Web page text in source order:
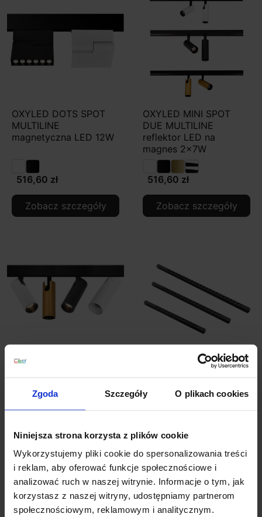
Zgoda Szczegóły O plikach cookies
Niniejsza strona korzysta z plików cookie
Wykorzystujemy pliki cookie do spersonalizowania treści
i reklam, aby oferować funkcje społecznościowe i
analizować ruch w naszej witrynie. Informacje o tym, jak
korzystasz z naszej witryny, udostępniamy partnerom
społecznościowym, reklamowym i analitycznym.
OXYLED DOTS SPOT
MULTILINE
magnetyczna LED 12W
516,60 zł
Zobacz szczegóły
OXYLED MINI SPOT
DUE MULTILINE
reflektor LED na
magnes 2x7W
516,60 zł
Zobacz szczegóły
OXYLED MINI SPOT
MULTILINE reflektor
LED na magnes 7W
319,80 zł
Zobacz szczegóły
OXYLED MULTILINE
DOTS SLIM lampa z
diodami do szyny
123,00 zł
Zobacz szczegóły